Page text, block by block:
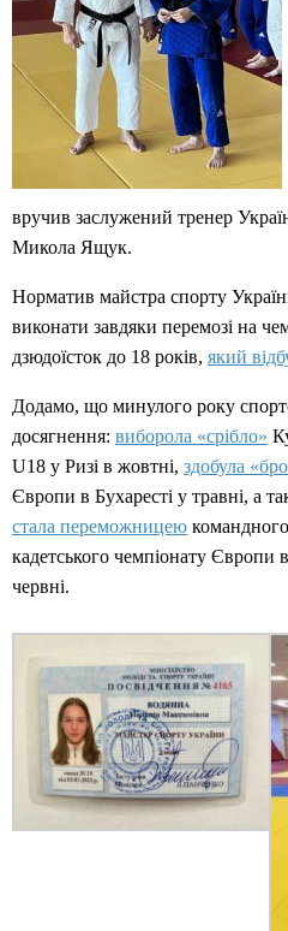
вручив заслужений тренер
Микола Ящук.
Норматив майстра спорту
виконати завдяки перемозі на
дзюдоїсток до 18 років, який
Додамо, що минулого року
досягнення: виборола «срібло»
U18 у Ризі в жовтні, здобула
Європи в Бухаресті у травні, а
стала переможницею
кадетського чемпіонату Європи
червні.